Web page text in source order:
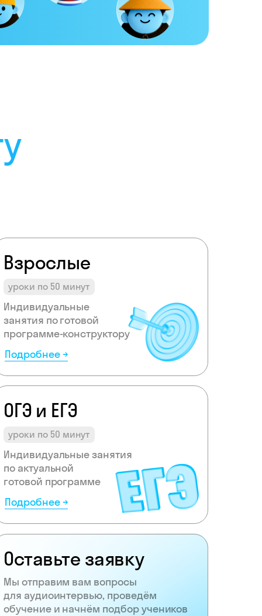
Мы отправим вам вопросы
для аудиоинтервью, проведём
обучение и начнём подбор учеников
Оставьте заявку
Подробнее →
ОГЭ и ЕГЭ
уроки по 50 минут
Индивидуальные занятия
по актуальной
готовой программе
Подробнее →
Индивидуальные
занятия по готовой
программе-конструктору
уроки по 50 минут
Взрослые